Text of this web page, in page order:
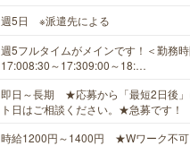
週5日 ※派遣先による
週5フルタイムがメインです！＜勤務
17:008:30～17:309:00～18:…
即日～長期 ★応募から「最短2日後」
ト日はご相談ください。★急募です！
時給1200円～1400円 ★Wワーク不可